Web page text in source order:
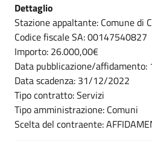
Dettaglio
Stazione appaltante: Comune di
Codice fiscale SA: 00147540827
Importo: 26.000,00€
Data pubblicazione/
Data scadenza: 31/12/2022
Tipo contratto: Servizi
Tipo amministrazione: Comuni
Scelta del contraente: